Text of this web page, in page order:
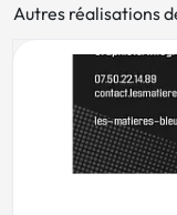
Autres réalisations